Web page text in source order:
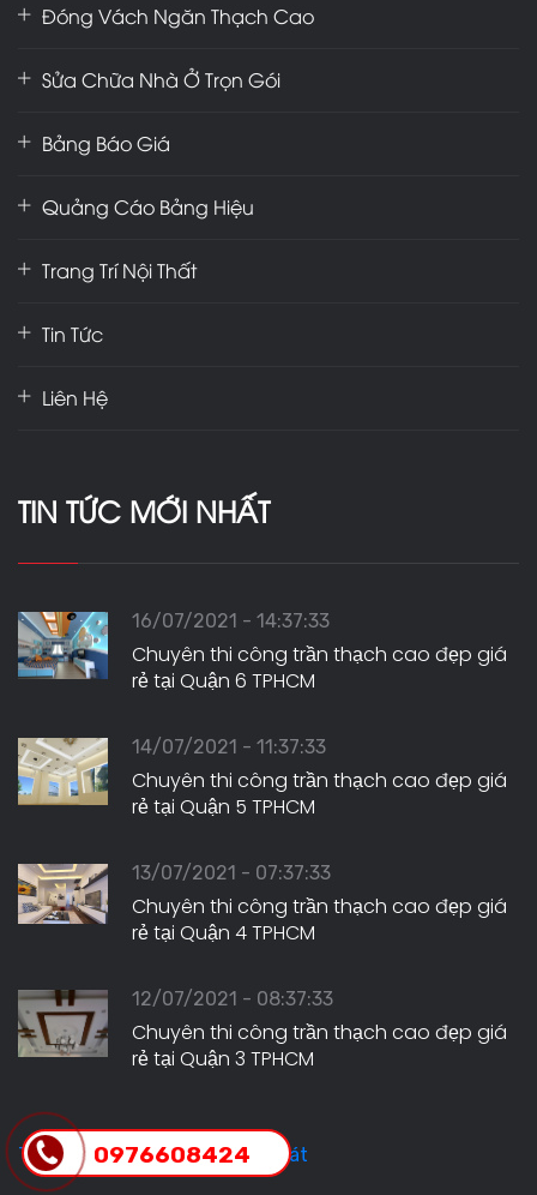
Đóng Vách Ngăn Thạch Cao
Sửa Chữa Nhà Ở Trọn Gói
Bảng Báo Giá
Quảng Cáo Bảng Hiệu
Trang Trí Nội Thất
Tin Tức
Liên Hệ
TIN TỨC MỚI NHẤT
16/07/2021 - 14:37:33
Chuyên thi công trần thạch cao đẹp giá
rẻ tại Quận 6 TPHCM
14/07/2021 - 11:37:33
Chuyên thi công trần thạch cao đẹp giá
rẻ tại Quận 5 TPHCM
13/07/2021 - 07:37:33
Chuyên thi công trần thạch cao đẹp giá
rẻ tại Quận 4 TPHCM
12/07/2021 - 08:37:33
Chuyên thi công trần thạch cao đẹp giá
rẻ tại Quận 3 TPHCM
Trần Thạch Cao Hưng Tiến Phát
0976608424